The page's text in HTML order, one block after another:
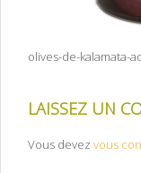
olives-de-kalamata-
LAISSEZ UN
Vous devez vous